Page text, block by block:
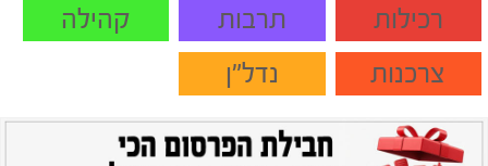
רכילות
תרבות
קהילה
צרכנות
נדל"ן